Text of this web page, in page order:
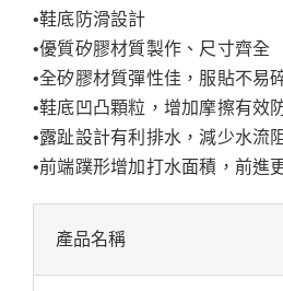
•鞋底防滑設計
•優質矽膠材質製作、尺寸齊全
•全矽膠材質彈性佳，服貼不易
•鞋底凹凸顆粒，增加摩擦有效
•露趾設計有利排水，減少水流
•前端蹼形增加打水面積，前進
產品名稱